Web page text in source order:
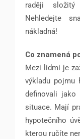
raději
Nehledejte
nákladná!
Co znamená
Mezi lidmi je
výkladu pojmu
definovali
situace. Mají
hypotečního
kterou ručíte